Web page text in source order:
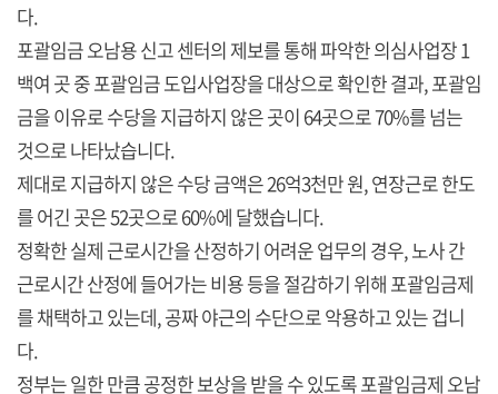
다.
포괄임금 오남용 신고 센터의 제보를 통해 파악한 의심사업장 1
백여 곳 중 포괄임금 도입사업장을 대상으로 확인한 결과, 포괄임
금을 이유로 수당을 지급하지 않은 곳이 64곳으로 70%를 넘는
것으로 나타났습니다.
제대로 지급하지 않은 수당 금액은 26억3천만 원, 연장근로 한도
를 어긴 곳은 52곳으로 60%에 달했습니다.
정확한 실제 근로시간을 산정하기 어려운 업무의 경우, 노사 간
근로시간 산정에 들어가는 비용 등을 절감하기 위해 포괄임금제
를 채택하고 있는데, 공짜 야근의 수단으로 악용하고 있는 겁니
다.
정부는 일한 만큼 공정한 보상을 받을 수 있도록 포괄임금제 오남